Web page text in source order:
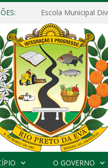
O GOVERNO